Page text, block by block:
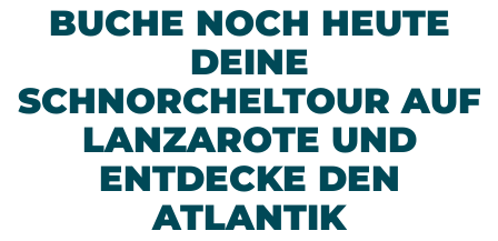
BUCHE NOCH HEUTE
DEINE
SCHNORCHELTOUR AUF
LANZAROTE UND
ENTDECKE DEN
ATLANTIK